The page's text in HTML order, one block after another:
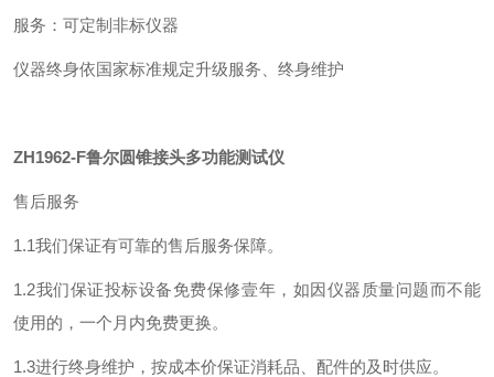
服务：可定制非标仪器
仪器终身依国家标准规定升级服务、终身维护
ZH1962-F鲁尔圆锥接头多功能测试仪
售后服务
1.1我们保证有可靠的售后服务保障。
1.2我们保证投标设备免费保修壹年，如因仪器质量问题而不能
使用的，一个月内免费更换。
1.3进行终身维护，按成本价保证消耗品、配件的及时供应。